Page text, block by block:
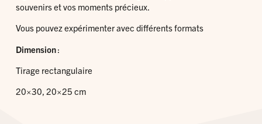
souvenirs et vos moments précieux.
Vous pouvez expérimenter avec différents formats
Dimension:
Tirage rectangulaire
20×30, 20×25 cm